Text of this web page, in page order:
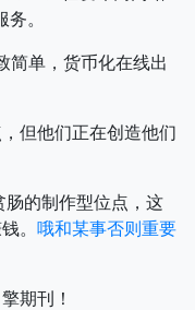
。
单，货币化在线出
但他们正在创造他们
的制作型位点，这
。 哦和某事否则重要
期刊！